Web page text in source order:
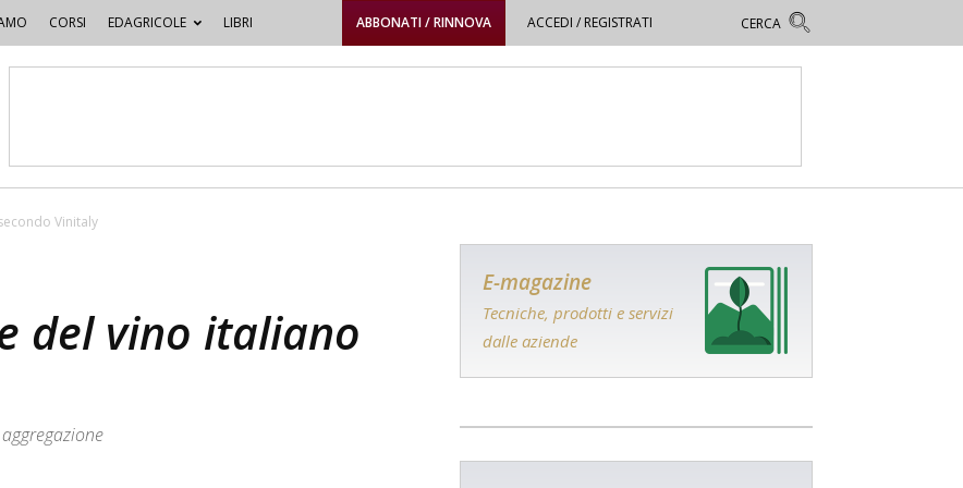
CORSI EDAGRICOLE LIBRI ABBONATI / RINNOVA ACCEDI / REGISTRATI
Vinitaly
del vino italiano
E-magazine
Tecniche, prodotti e servizi
dalle aziende